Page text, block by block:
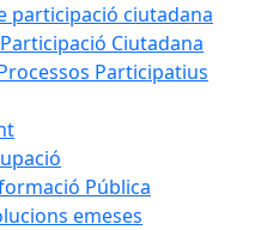
participació ciutadana
Ciutadana
Participatius
Pública
emeses